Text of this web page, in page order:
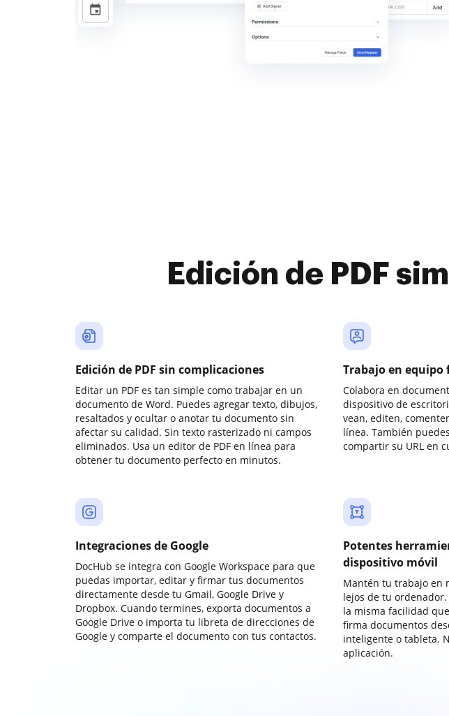
Edición de PDF
Edición de PDF sin complicaciones
Editar un PDF es tan simple como trabajar en un
documento de Word. Puedes agregar texto, dibujos,
resaltados y ocultar o anotar tu documento sin
afectar su calidad. Sin texto rasterizado ni campos
eliminados. Usa un editor de PDF en línea para
obtener tu documento perfecto en minutos.
Trabajo en equipo
Colabora en
dispositivo de
vean, editen,
línea. También
compartir su URL en
Integraciones de Google
DocHub se integra con Google Workspace para que
puedas importar, editar y firmar tus documentos
directamente desde tu Gmail, Google Drive y
Dropbox. Cuando termines, exporta documentos a
Google Drive o importa tu libreta de direcciones de
Google y comparte el documento con tus contactos.
Potentes
dispositivo móvil
Mantén tu trabajo en
lejos de tu
la misma facilidad
firma documentos
inteligente o tableta.
aplicación.